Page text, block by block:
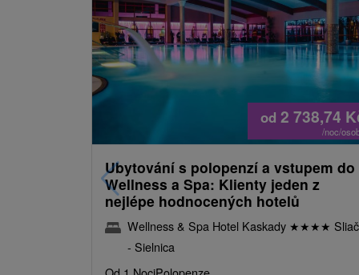
od 2 738,74
/noc/
Ubytování s polopenzí a vstupem do
Wellness a Spa: Klienty jeden z
nejlépe hodnocených hotelů
Wellness & Spa Hotel Kaskady ★★★★ Sliač
- Sielnica